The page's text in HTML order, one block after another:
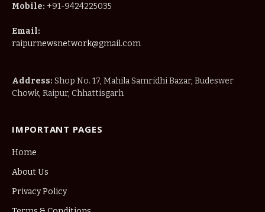
Mobile: +91-9424225035
Email:
raipurnewsnetwork@gmail.com
Address: Shop No. 17, Mahila Samridhi Bazar, Budeswer
Chowk, Raipur, Chhattisgarh
IMPORTANT PAGES
Home
About Us
Privacy Policy